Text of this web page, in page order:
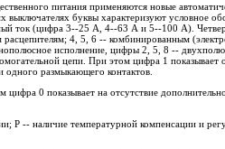
питания применяются новые
буквы характеризуют условное
ток (цифра 3--25 А, 4--63 А и 5--100 А).
4, 5, 6 -- комбинированным
исполнение, цифры 2, 5, 8 --
цепи. При этом цифра 1 показывает
размыкающего контактов.
0 показывает на отсутствие
Р -- наличие температурной компенсации и